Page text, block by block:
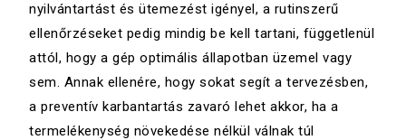
nyilvántartást és ütemezést igényel, a rutinszerű
ellenőrzéseket pedig mindig be kell tartani, függetlenül
attól, hogy a gép optimális állapotban üzemel vagy
sem. Annak ellenére, hogy sokat segít a tervezésben,
a preventív karbantartás zavaró lehet akkor, ha a
termelékenység növekedése nélkül válnak túl